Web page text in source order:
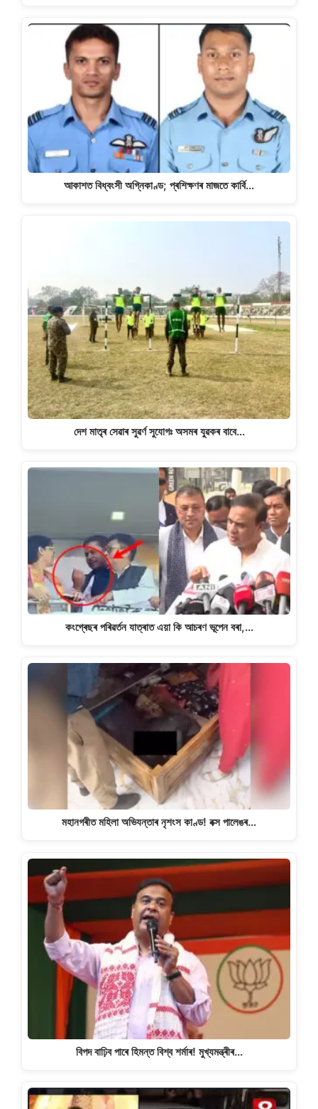
আকাশত বিধ্বংসী অগ্নিকাণ্ড; প্ৰশিক্ষণৰ মাজতে কাৰ্বি…
দেশ মাতৃৰ সেৱাৰ সুৱৰ্ণ সুযোগঃ অসমৰ যুৱকৰ বাবে…
কংগ্ৰেছৰ পৰিৱৰ্তন যাত্ৰাত এয়া কি আচৰণ ভূপেন বৰা,…
মহানগৰীত মহিলা অভিযন্তাৰ নৃশংস কাণ্ড! বক্স পালেঙৰ…
বিপদ বাঢ়িব পাৰে হিমন্ত বিশ্ব শৰ্মাৰ! মুখ্যমন্ত্ৰীৰ…